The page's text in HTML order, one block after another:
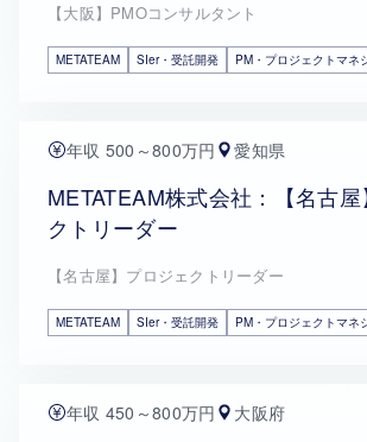
【大阪】PMOコンサルタント
METATEAM SIer・受託開発 PM・プロジェクトマネ
年収 500～800万円 愛知県
METATEAM株式会社：【名古
クトリーダー
【名古屋】プロジェクトリーダー
METATEAM SIer・受託開発 PM・プロジェクトマネ
年収 450～800万円 大阪府